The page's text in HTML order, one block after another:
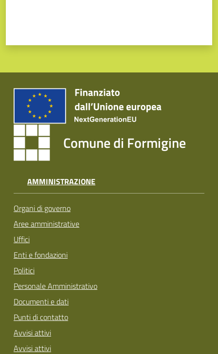
Comune di Formigine
AMMINISTRAZIONE
Organi di governo
Aree amministrative
Uffici
Enti e fondazioni
Politici
Personale Amministrativo
Documenti e dati
Punti di contatto
Avvisi attivi
Avvisi attivi